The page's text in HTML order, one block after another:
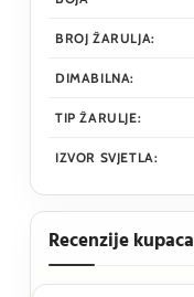
BROJ ŽARULJA:
DIMABILNA:
TIP ŽARULJE:
IZVOR SVJETLA:
Recenzije kupaca